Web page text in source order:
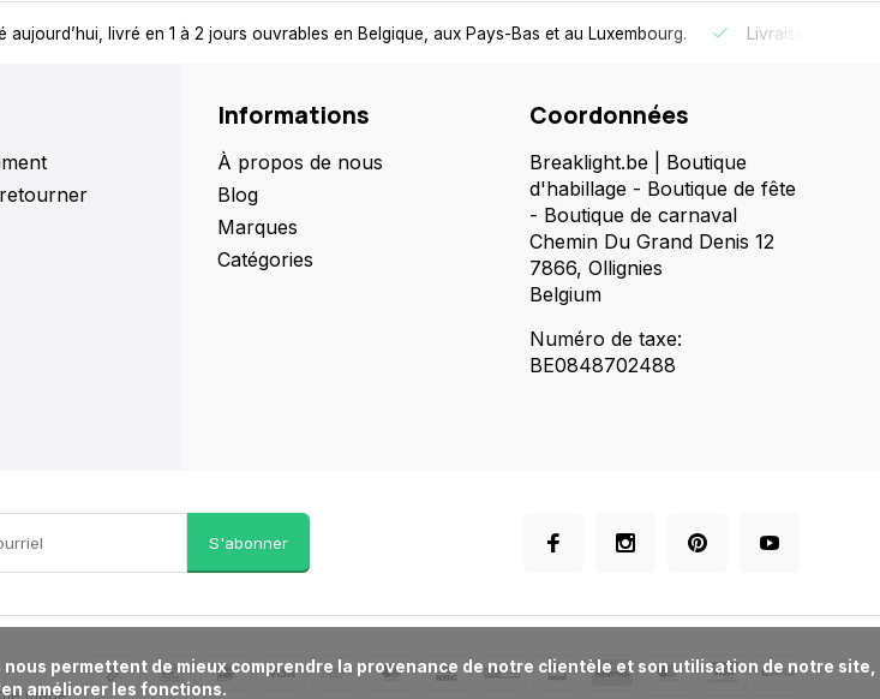
aujourd’hui, livré en 1 à 2 jours ouvrables en Belgique, aux Pays-Bas et au Luxembourg. Livraison
Informations
À propos de nous
Blog
Marques
Catégories
Coordonnées
Breaklight.be | Boutique
d'habillage - Boutique de fête
- Boutique de carnaval
Chemin Du Grand Denis 12
7866, Ollignies
Belgium
Numéro de taxe:
BE0848702488
S'abonner
améliorer les fonctions.